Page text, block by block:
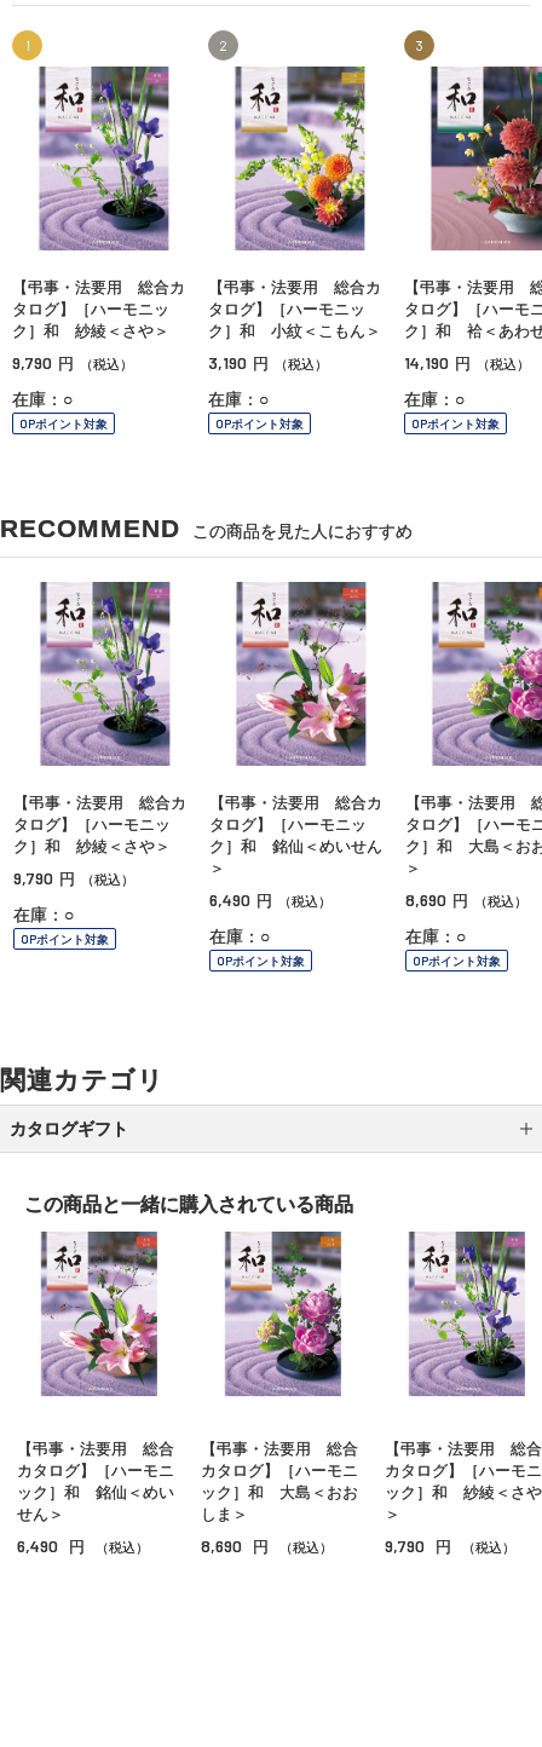
1
【弔事・法要用 総合カ
タログ】［ハーモニッ
ク］和 紗綾＜さや＞
9,790 円 （税込）
在庫：○
OPポイント対象
2
【弔事・法要用 総合カ
タログ】［ハーモニッ
ク］和 小紋＜こもん＞
3,190 円 （税込）
在庫：○
OPポイント対象
3
【弔事・法要用
タログ】［ハーモ
ク］和 袷＜あわ
14,190 円 （税込）
在庫：○
OPポイント対象
RECOMMEND この商品を見た人におすすめ
【弔事・法要用 総合カ
タログ】［ハーモニッ
ク］和 紗綾＜さや＞
9,790 円 （税込）
在庫：○
OPポイント対象
【弔事・法要用 総合カ
タログ】［ハーモニッ
ク］和 銘仙＜めいせん
＞
6,490 円 （税込）
在庫：○
OPポイント対象
【弔事・法要用
タログ】［ハーモ
ク］和 大島＜お
＞
8,690 円 （税込）
在庫：○
OPポイント対象
関連カテゴリ
カタログギフト
ｅ－ｏｒｄｅｒｃｈｏｉｃｅ Ｗｅｄｄｉｎｇ ３
ヴァンウェスト ギフトカタログ
ビームス デザイン カタログギフト
ＳＴＹＬＩＳＨ ｅ－ＧＩＦＴ
メンズコレクション
レディスコレクション
この商品と一緒に購入されている商品
【弔事・法要用 総合
カタログ】［ハーモニ
ック］和 銘仙＜めい
せん＞
6,490 円 （税込）
【弔事・法要用 総合
カタログ】［ハーモニ
ック］和 大島＜おお
しま＞
8,690 円 （税込）
【弔事・法要用 総合
カタログ】［ハーモニ
ック］和 紗綾＜さや
＞
9,790 円 （税込）